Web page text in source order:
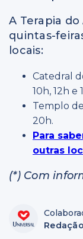
A Terapia
quintas-
locais:
Catedral
10h, 12h e
Templo de
20h.
Para
outras
(*) Com